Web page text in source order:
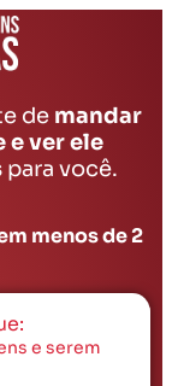
de mandar
e ver ele
para você.
menos de 2
e serem